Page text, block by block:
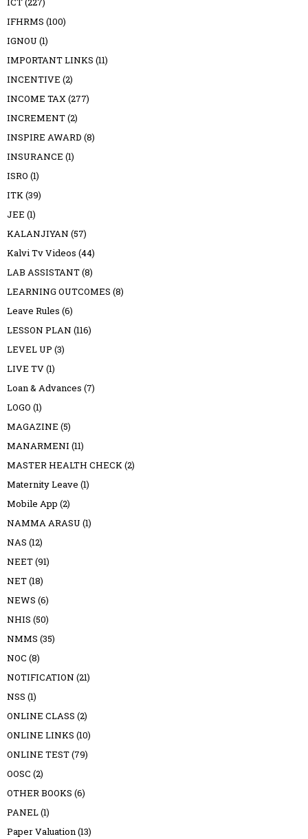
IFHRMS (100)
IGNOU (1)
IMPORTANT LINKS (11)
INCENTIVE (2)
INCOME TAX(277)
INCREMENT(2)
INSPIRE AWARD (8)
INSURANCE (1)
ISRO (1)
ITK(39)
JEE (1)
KALANJIYAN (57)
Kalvi Tv Videos (44)
LAB ASSISTANT(8)
LEARNING OUTCOMES (8)
Leave Rules (6)
LESSON PLAN (116)
LEVEL UP (3)
LIVE TV(1)
Loan & Advances (7)
LOGO (1)
MAGAZINE (5)
MANARMENI (11)
MASTER HEALTH CHECK(2)
Maternity Leave (1)
Mobile App (2)
NAMMA ARASU (1)
NAS (12)
NEET(91)
NET(18)
NEWS (6)
NHIS (50)
NMMS (35)
NOC (8)
NOTIFICATION (21)
NSS (1)
ONLINE CLASS (2)
ONLINE LINKS (10)
ONLINE TEST(79)
OOSC (2)
OTHER BOOKS (6)
PANEL(1)
Paper Valuation(13)